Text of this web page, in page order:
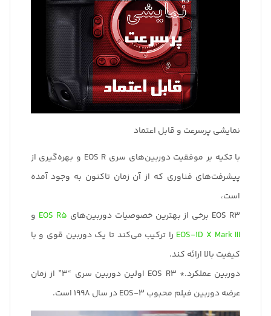
نمایشی پرسرعت و قابل اعتماد
با تکیه بر موفقیت دوربین‌های سری EOS R و بهره‌گیری از
پیشرفت‌های فناوری که از آن زمان تاکنون به وجود آمده
است،
EOS R3 برخی از بهترین‌ خصوصیات دوربین‌های
EOS R5 و
EOS-1D X Mark III را ترکیب می‌کند تا یک دوربین قوی و با
کیفیت بالا ارائه کند.
دوربین عملکرد.* EOS R3 اولین دوربین سری “3” از زمان
عرضه دوربین فیلم محبوب EOS-3 در سال 1998 است.